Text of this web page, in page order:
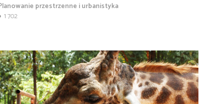
przestrzenne i urbanistyka
1 702